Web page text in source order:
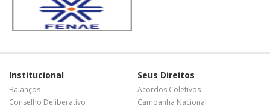
Institucional
Balanços
Conselho Deliberativo
Seus Direitos
Acordos Coletivos
Campanha Nacional